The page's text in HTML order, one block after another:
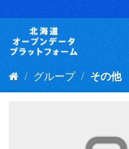
キ
グループ その他